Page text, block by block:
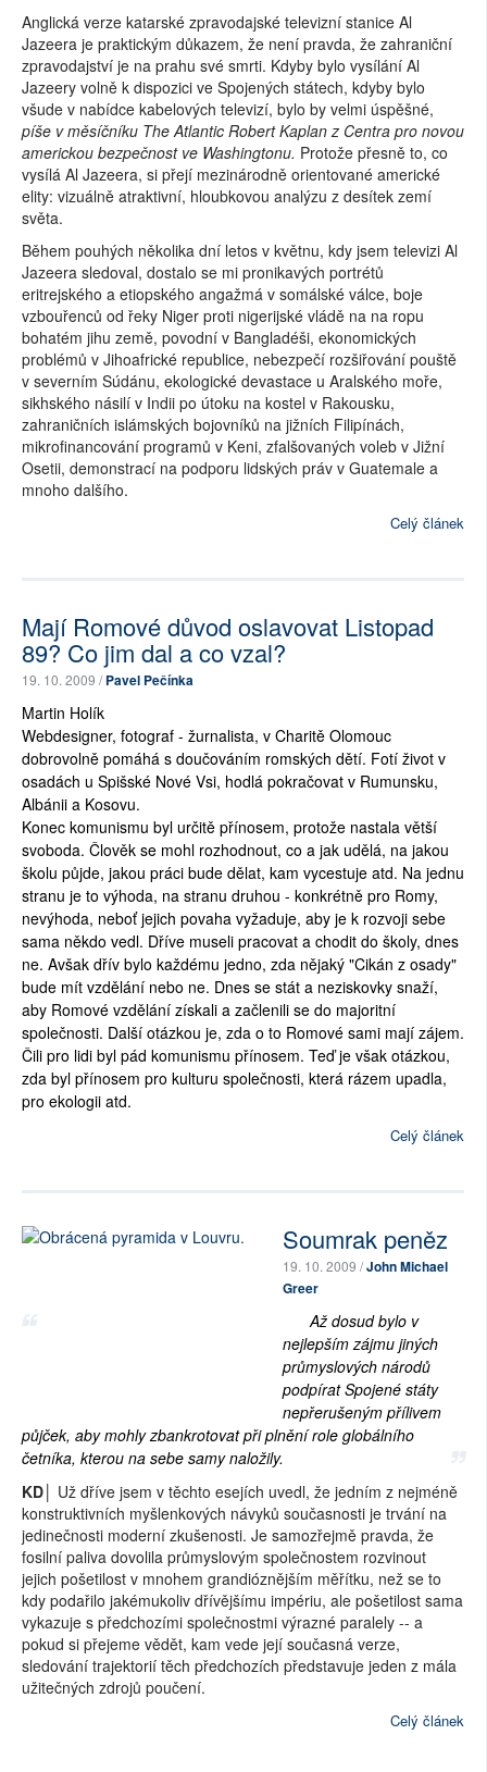
Anglická verze katarské zpravodajské televizní stanice Al
Jazeera je praktickým důkazem, že není pravda, že zahraniční
zpravodajství je na prahu své smrti. Kdyby bylo vysílání Al
Jazeery volně k dispozici ve Spojených státech, kdyby bylo
všude v nabídce kabelových televizí, bylo by velmi úspěšné,
píše v měsíčníku The Atlantic Robert Kaplan z Centra pro novou
americkou bezpečnost ve Washingtonu. Protože přesně to, co
vysílá Al Jazeera, si přejí mezinárodně orientované americké
elity: vizuálně atraktivní, hloubkovou analýzu z desítek zemí
světa.
Během pouhých několika dní letos v květnu, kdy jsem televizi Al
Jazeera sledoval, dostalo se mi pronikavých portrétů
eritrejského a etiopského angažmá v somálské válce, boje
vzbouřenců od řeky Niger proti nigerijské vládě na na ropu
bohatém jihu země, povodní v Bangladéši, ekonomických
problémů v Jihoafrické republice, nebezpečí rozšiřování pouště
v severním Súdánu, ekologické devastace u Aralského moře,
sikhského násilí v Indii po útoku na kostel v Rakousku,
zahraničních islámských bojovníků na jižních Filipínách,
mikrofinancování programů v Keni, zfalšovaných voleb v Jižní
Osetii, demonstrací na podporu lidských práv v Guatemale a
mnoho dalšího.
Celý článek
Mají Romové důvod oslavovat Listopad
89? Co jim dal a co vzal?
19. 10. 2009 /Pavel Pečínka
Martin Holík
Webdesigner, fotograf - žurnalista, v Charitě Olomouc
dobrovolně pomáhá s doučováním romských dětí. Fotí život v
osadách u Spišské Nové Vsi, hodlá pokračovat v Rumunsku,
Albánii a Kosovu.
Konec komunismu byl určitě přínosem, protože nastala větší
svoboda. Člověk se mohl rozhodnout, co a jak udělá, na jakou
školu půjde, jakou práci bude dělat, kam vycestuje atd. Na jednu
stranu je to výhoda, na stranu druhou - konkrétně pro Romy,
nevýhoda, neboť jejich povaha vyžaduje, aby je k rozvoji sebe
sama někdo vedl. Dříve museli pracovat a chodit do školy, dnes
ne. Avšak dřív bylo každému jedno, zda nějaký "Cikán z osady"
bude mít vzdělání nebo ne. Dnes se stát a neziskovky snaží,
aby Romové vzdělání získali a začlenili se do majoritní
společnosti. Další otázkou je, zda o to Romové sami mají zájem.
Čili pro lidi byl pád komunismu přínosem. Teď je však otázkou,
zda byl přínosem pro kulturu společnosti, která rázem upadla,
pro ekologii atd.
Celý článek
Soumrak peněz
19. 10. 2009 /John Michael
Greer
Až dosud bylo v
nejlepším zájmu jiných
průmyslových národů
podpírat Spojené státy
nepřerušeným přílivem
půjček, aby mohly zbankrotovat při plnění role globálního
četníka, kterou na sebe samy naložily.
KD│
Už dříve jsem v těchto esejích uvedl, že jedním z nejméně
konstruktivních myšlenkových návyků současnosti je trvání na
jedinečnosti moderní zkušenosti. Je samozřejmě pravda, že
fosilní paliva dovolila průmyslovým společnostem rozvinout
jejich pošetilost v mnohem grandióznějším měřítku, než se to
kdy podařilo jakémukoliv dřívějšímu impériu, ale pošetilost sama
vykazuje s předchozími společnostmi výrazné paralely -- a
pokud si přejeme vědět, kam vede její současná verze,
sledování trajektorií těch předchozích představuje jeden z mála
užitečných zdrojů poučení.
Celý článek